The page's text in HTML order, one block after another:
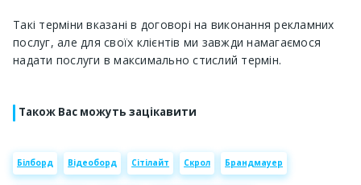
Такі терміни вказані в договорі на виконання рекламних
послуг, але для своїх клієнтів ми завжди намагаємося
надати послуги в максимально стислий термін.
Також Вас можуть зацікавити
Білборд Відеоборд Сітілайт Скрол Брандмауер